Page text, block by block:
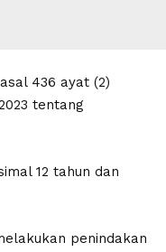
436 ayat (2)
tentang
12 tahun dan
penindakan